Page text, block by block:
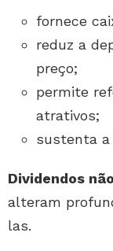
fornece
reduz a
preço;
permite
atrativos;
sustenta a
Dividendos
alteram
las.